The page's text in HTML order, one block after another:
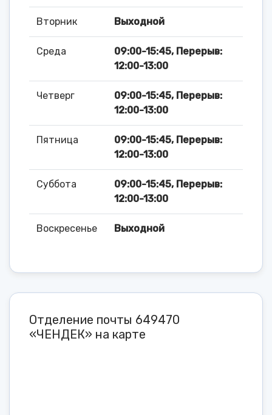
Вторник Выходной
Среда
09:00-15:45, Перерыв:
12:00-13:00
Четверг
09:00-15:45, Перерыв:
12:00-13:00
Пятница
09:00-15:45, Перерыв:
12:00-13:00
Суббота
09:00-15:45, Перерыв:
12:00-13:00
Воскресенье Выходной
Отделение почты 649470
«ЧЕНДЕК» на карте